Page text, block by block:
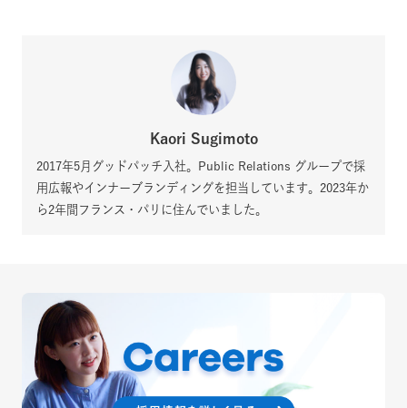
Kaori Sugimoto
2017年5月グッドパッチ入社。Public Relations グループで採
用広報やインナーブランディングを担当しています。2023年か
ら2年間フランス・パリに住んでいました。